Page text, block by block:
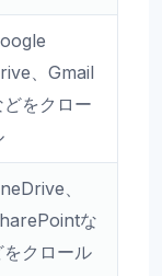
、Gmail
どをクロー
、
な
をクロール